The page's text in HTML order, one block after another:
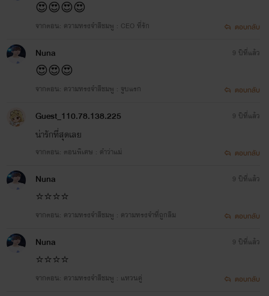
เองก็นั่งอยู่บนเตียงนอนคอนโดของฟ้าคราม“ฮึ
ไม่รักกันแล้วมาตอบตกลงแต่งงานกันทำไม”
www.mebmarket.com
อ้อมกอดของคนที่เคยสวมกอดเพียงแค่ครั้งเดีย
ที่สุดจะเป็นคนที่เคยรู้จักเพียงแค่ครั้งดียวคุณไ
ข้ามคืน" เรื่องราวของป่าไม้หนุ่มรักชีวิตโสด
สัมผัสกันเพียงข้ามคืนกับบาร์เทนเดอร์หนุ่มที่แ
แอบรักรุ่นน้องที่ทำงานเดียวกันแต่กลับจดจำรัก
ข้ามคืนของผม”
😍😍😍😍
จากตอน: ความทรงจำสีชมพู : CEO ที่รัก ตอบกลับ
Nuna
😍😍😍
จากตอน: ความทรงจำสีชมพู : จูบแรก
9 ปีที่แล้ว
ตอบกลับ
Guest_110.78.138.225
น่ารักที่สุดเลย
จากตอน: ตอนพิเศษ : คำว่าแม่
9 ปีที่แล้ว
ตอบกลับ
Nuna
⭐️⭐️⭐️⭐️
จากตอน: ความทรงจำสีชมพู : ความทรงจำที่ถูกลืม
9 ปีที่แล้ว
ตอบกลับ
Nuna
⭐️⭐️⭐️⭐️
จากตอน: ความทรงจำสีชมพู : แหวนคู่
9 ปีที่แล้ว
ตอบกลับ